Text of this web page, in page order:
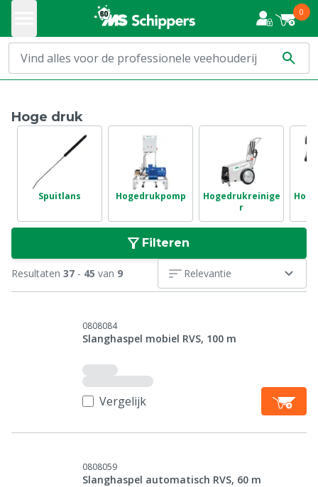
0
Hoge druk
Spuitlans Hogedrukpomp
Hogedrukreinige
r
Filteren
Resultaten 37 - 45 van 9 Relevantie
0808084
Slanghaspel mobiel RVS, 100 m
Vergelijk
0808059
Slanghaspel automatisch RVS, 60 m